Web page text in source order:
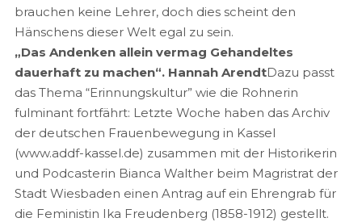
brauchen keine Lehrer, doch dies scheint den
Hänschens dieser Welt egal zu sein.
„Das Andenken allein vermag Gehandeltes
dauerhaft zu machen“. Hannah ArendtDazu passt
das Thema “Erinnungskultur” wie die Rohnerin
fulminant fortfährt: Letzte Woche haben das Archiv
der deutschen Frauenbewegung in Kassel
(www.addf-kassel.de) zusammen mit der Historikerin
und Podcasterin Bianca Walther beim Magristrat der
Stadt Wiesbaden einen Antrag auf ein Ehrengrab für
die Feministin Ika Freudenberg (1858-1912) gestellt.